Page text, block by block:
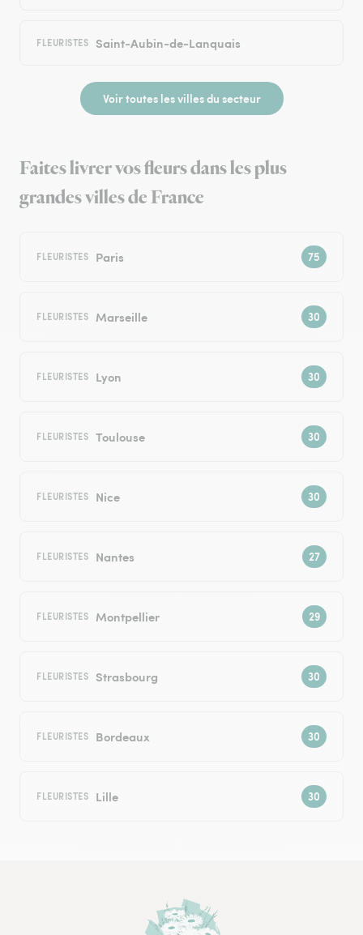
FLEURISTES Saint-Aubin-de-Lanquais
Voir toutes les villes du secteur
Faites livrer vos fleurs dans les plus
grandes villes de France
FLEURISTES Paris
FLEURISTES Marseille
FLEURISTES Lyon
FLEURISTES Toulouse
FLEURISTES Nice
FLEURISTES Nantes
FLEURISTES Montpellier
FLEURISTES Strasbourg
FLEURISTES Bordeaux
FLEURISTES Lille